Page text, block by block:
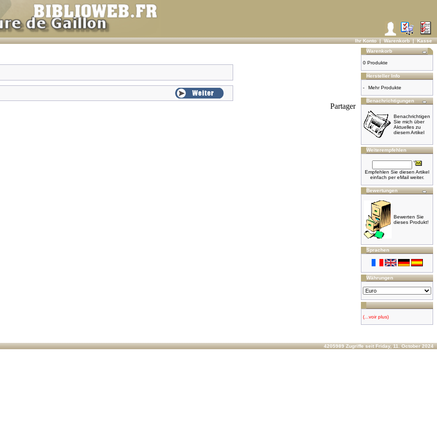
Ihr Konto|Warenkorb|Kasse
Partager
Warenkorb
0 Produkte
Hersteller Info
- Mehr Produkte
Benachrichtigungen
Benachrichtigen
Sie mich über
Aktuelles zu
diesem Artikel
Weiterempfehlen
Empfehlen Sie diesen Artikel
einfach per eMail weiter.
Bewertungen
Bewerten Sie
dieses Produkt!
Sprachen
Währungen
(...voir plus)
4205989 Zugriffe seit Friday, 11. October 2024